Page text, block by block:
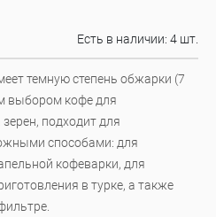
Есть в наличии: 4 шт.
темную степень обжарки (7
выбором кофе для
подходит для
способами: для
кофеварки, для
в турке, а также